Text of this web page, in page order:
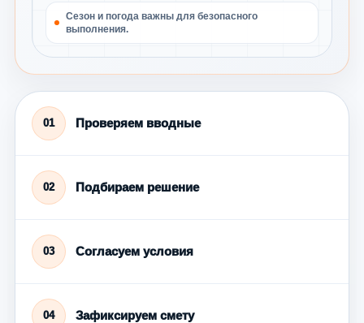
Сезон и погода важны для безопасного
выполнения.
01 Проверяем вводные
02 Подбираем решение
03 Согласуем условия
04 Зафиксируем смету